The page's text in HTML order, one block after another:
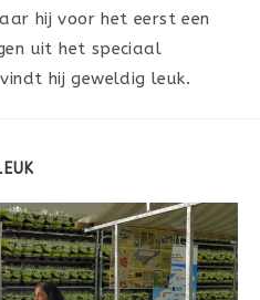
hij voor het eerst een
uit het speciaal
hij geweldig leuk.